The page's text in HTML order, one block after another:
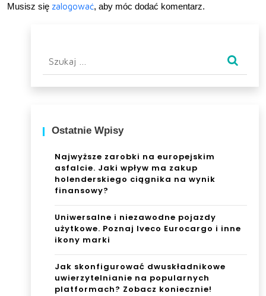
Musisz się zalogować, aby móc dodać komentarz.
Ostatnie Wpisy
Najwyższe zarobki na europejskim
asfalcie. Jaki wpływ ma zakup
holenderskiego ciągnika na wynik
finansowy?
Uniwersalne i niezawodne pojazdy
użytkowe. Poznaj Iveco Eurocargo i inne
ikony marki
Jak skonfigurować dwuskładnikowe
uwierzytelnianie na popularnych
platformach? Zobacz koniecznie!